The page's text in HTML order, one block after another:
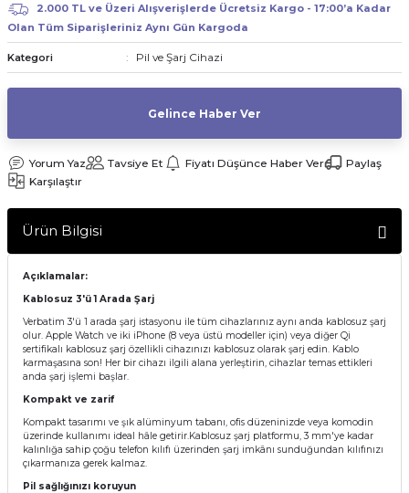
2.000 TL ve Üzeri Alışverişlerde Ücretsiz Kargo - 17:00’a Kadar
Olan Tüm Siparişleriniz Aynı Gün Kargoda
Kategori Pil ve Şarj Cihazi
Gelince Haber Ver
Yorum Yaz Tavsiye Et Fiyatı Düşünce Haber Ver
Paylaş
Karşılaştır
Ürün Bilgisi
Açıklamalar:
Kablosuz 3'ü 1 Arada Şarj
Verbatim 3'ü 1 arada şarj istasyonu ile tüm cihazlarınız aynı anda kablosuz şarj
olur. Apple Watch ve iki iPhone (8 veya üstü modeller için) veya diğer Qi
sertifikalı kablosuz şarj özellikli cihazınızı kablosuz olarak şarj edin. Kablo
karmaşasına son! Her bir cihazı ilgili alana yerleştirin, cihazlar temas ettikleri
anda şarj işlemi başlar.
Kompakt ve zarif
Kompakt tasarımı ve şık alüminyum tabanı, ofis düzeninizde veya komodin
üzerinde kullanımı ideal hâle getirir.Kablosuz şarj platformu, 3 mm'ye kadar
kalınlığa sahip çoğu telefon kılıfı üzerinden şarj imkânı sunduğundan kılıfınızı
çıkarmanıza gerek kalmaz.
Pil sağlığınızı koruyun